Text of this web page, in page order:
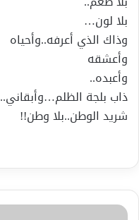
بلا لون…
وذاك الذي أعرفه..وأحياه
وأعشقه
وأعبده..
ذاب بلجة الظلم…وأبقاني..
شريد الوطن..بلا وطن!!
شعر